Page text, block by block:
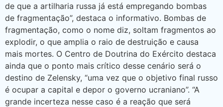
de que a artilharia russa já está empregando bombas
de fragmentação”, destaca o informativo. Bombas de
fragmentação, como o nome diz, soltam fragmentos ao
explodir, o que amplia o raio de destruição e causa
mais mortes. O Centro de Doutrina do Exército destaca
ainda que o ponto mais crítico desse cenário será o
destino de Zelensky, “uma vez que o objetivo final russo
é ocupar a capital e depor o governo ucraniano”. “A
grande incerteza nesse caso é a reação que será